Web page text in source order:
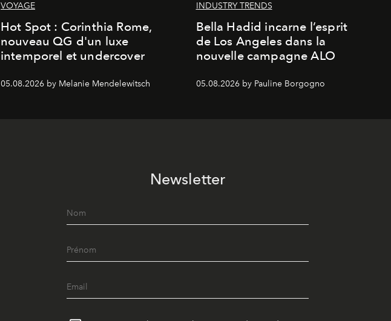
VOYAGE
Hot Spot : Corinthia Rome,
nouveau QG d'un luxe
intemporel et undercover
05.08.2026 by Melanie Mendelewitsch
INDUSTRY TRENDS
Bella Hadid incarne l’esprit
de Los Angeles dans la
nouvelle campagne ALO
05.08.2026 by Pauline Borgogno
Newsletter